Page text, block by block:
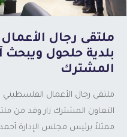
ملتقى رجال
بلدية حلحول ويبحث
المشترك
ملتقى رجال الأعمال الفلسطيني
التعاون المشترك زار وفد من
ممثلاً برئيس مجلس الإدارة